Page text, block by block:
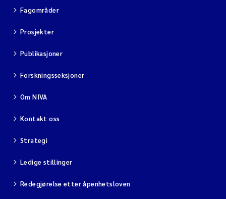
Fagområder
Prosjekter
Publikasjoner
Forskningsseksjoner
Om NIVA
Kontakt oss
Strategi
Ledige stillinger
Redegjørelse etter åpenhetsloven